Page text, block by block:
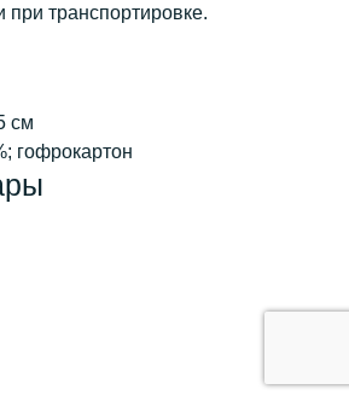
транспортировке.
см
гофрокартон